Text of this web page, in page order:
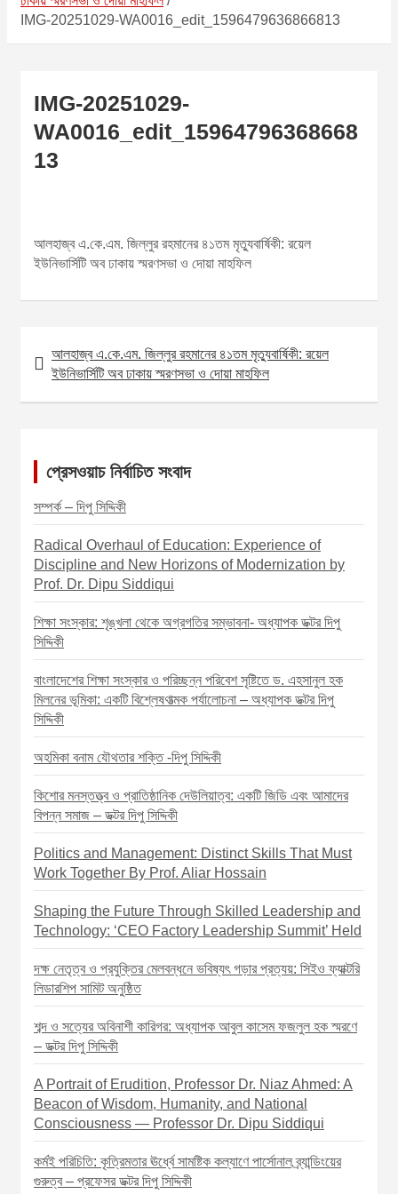
IMG-20251029-WA0016_edit_1596479636866813
IMG-20251029-
WA0016_edit_15964796368668
13
আলহাজ্ব এ.কে.এম. জিল্লুর রহমানের ৪১তম মৃত্যুবার্ষিকী: রয়েল
ইউনিভার্সিটি অব ঢাকায় স্মরণসভা ও দোয়া মাহফিল
P
আলহাজ্ব এ.কে.এম. জিল্লুর রহমানের ৪১তম মৃত্যুবার্ষিকী: রয়েল
ইউনিভার্সিটি অব ঢাকায় স্মরণসভা ও দোয়া মাহফিল
প্রেসওয়াচ নির্বাচিত সংবাদ
সম্পর্ক – দিপু সিদ্দিকী
Radical Overhaul of Education: Experience of
Discipline and New Horizons of Modernization by
Prof. Dr. Dipu Siddiqui
শিক্ষা সংস্কার: শৃঙ্খলা থেকে অগ্রগতির সম্ভাবনা- অধ্যাপক ডক্টর দিপু
সিদ্দিকী
বাংলাদেশের শিক্ষা সংস্কার ও পরিচ্ছন্ন পরিবেশ সৃষ্টিতে ড. এহসানুল হক
মিলনের ভূমিকা: একটি বিশ্লেষণাত্মক পর্যালোচনা – অধ্যাপক ডক্টর দিপু
সিদ্দিকী
অহমিকা বনাম যৌথতার শক্তি -দিপু সিদ্দিকী
কিশোর মনস্তত্ত্ব ও প্রাতিষ্ঠানিক দেউলিয়াত্ব: একটি জিডি এবং আমাদের
বিপন্ন সমাজ – ডক্টর দিপু সিদ্দিকী
Politics and Management: Distinct Skills That Must
Work Together By Prof. Aliar Hossain
Shaping the Future Through Skilled Leadership and
Technology: ‘CEO Factory Leadership Summit’ Held
দক্ষ নেতৃত্ব ও প্রযুক্তির মেলবন্ধনে ভবিষ্যৎ গড়ার প্রত্যয়: সিইও ফ্যাক্টরি
লিডারশিপ সামিট অনুষ্ঠিত
শব্দ ও সত্যের অবিনাশী কারিগর: অধ্যাপক আবুল কাসেম ফজলুল হক স্মরণে
– ডক্টর দিপু সিদ্দিকী
A Portrait of Erudition, Professor Dr. Niaz Ahmed: A
Beacon of Wisdom, Humanity, and National
Consciousness — Professor Dr. Dipu Siddiqui
কর্মই পরিচিতি: কৃত্রিমতার ঊর্ধ্বে সামষ্টিক কল্যাণে পার্সোনাল ব্র্যান্ডিংয়ের
গুরুত্ব – প্রফেসর ডক্টর দিপু সিদ্দিকী